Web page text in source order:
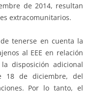
de 2014, resultan
extracomunitarios.
tenerse en cuenta la
al EEE en relación
disposición adicional
18 de diciembre, del
Por lo tanto, el